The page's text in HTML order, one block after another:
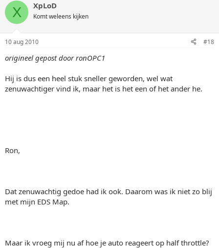
X XpLoD
Komt weleens kijken
10 aug 2010 #18
origineel gepost door ronOPC1
Hij is dus een heel stuk sneller geworden, wel wat
zenuwachtiger vind ik, maar het is het een of het ander he.
Ron,
Dat zenuwachtig gedoe had ik ook. Daarom was ik niet zo blij
met mijn EDS Map.
Maar ik vroeg mij nu af hoe je auto reageert op half throttle?